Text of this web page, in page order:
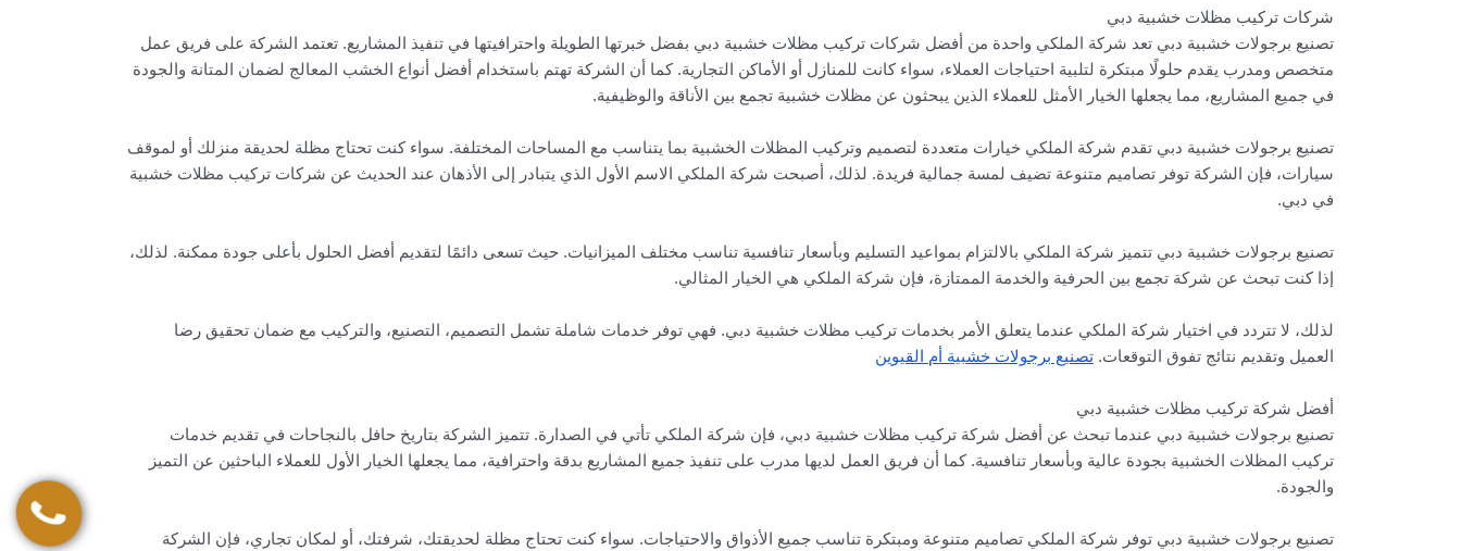
شركات تركيب مظلات خشبية دبي
تصنيع برجولات خشبية دبي تعد شركة الملكي واحدة من أفضل شركات تركيب مظلات خشبية دبي بفضل خبرتها الطويلة واحترافيتها في تنفيذ المشاريع. تعتمد الشركة على فريق عمل
متخصص ومدرب يقدم حلولًا مبتكرة لتلبية احتياجات العملاء، سواء كانت للمنازل أو الأماكن التجارية. كما أن الشركة تهتم باستخدام أفضل أنواع الخشب المعالج لضمان المتانة والجودة
في جميع المشاريع، مما يجعلها الخيار الأمثل للعملاء الذين يبحثون عن مظلات خشبية تجمع بين الأناقة والوظيفية.
تصنيع برجولات خشبية دبي تقدم شركة الملكي خيارات متعددة لتصميم وتركيب المظلات الخشبية بما يتناسب مع المساحات المختلفة. سواء كنت تحتاج مظلة لحديقة منزلك أو لموقف
سيارات، فإن الشركة توفر تصاميم متنوعة تضيف لمسة جمالية فريدة. لذلك، أصبحت شركة الملكي الاسم الأول الذي يتبادر إلى الأذهان عند الحديث عن شركات تركيب مظلات خشبية
في دبي.
تصنيع برجولات خشبية دبي تتميز شركة الملكي بالالتزام بمواعيد التسليم وبأسعار تنافسية تناسب مختلف الميزانيات. حيث تسعى دائمًا لتقديم أفضل الحلول بأعلى جودة ممكنة. لذلك،
إذا كنت تبحث عن شركة تجمع بين الحرفية والخدمة الممتازة، فإن شركة الملكي هي الخيار المثالي.
لذلك، لا تتردد في اختيار شركة الملكي عندما يتعلق الأمر بخدمات تركيب مظلات خشبية دبي. فهي توفر خدمات شاملة تشمل التصميم، التصنيع، والتركيب مع ضمان تحقيق رضا
العميل وتقديم نتائج تفوق التوقعات. تصنيع برجولات خشبية أم القيوين
أفضل شركة تركيب مظلات خشبية دبي
تصنيع برجولات خشبية دبي عندما تبحث عن أفضل شركة تركيب مظلات خشبية دبي، فإن شركة الملكي تأتي في الصدارة. تتميز الشركة بتاريخ حافل بالنجاحات في تقديم خدمات
تركيب المظلات الخشبية بجودة عالية وبأسعار تنافسية. كما أن فريق العمل لديها مدرب على تنفيذ جميع المشاريع بدقة واحترافية، مما يجعلها الخيار الأول للعملاء الباحثين عن التميز
والجودة.
تصنيع برجولات خشبية دبي توفر شركة الملكي تصاميم متنوعة ومبتكرة تناسب جميع الأذواق والاحتياجات. سواء كنت تحتاج مظلة لحديقتك، شرفتك، أو لمكان تجاري، فإن الشركة